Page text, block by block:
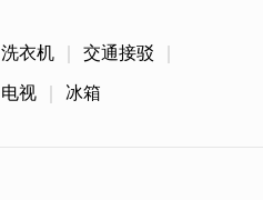
友，也有单人座椅区可使用，
洗衣机 交通接驳
电视 冰箱